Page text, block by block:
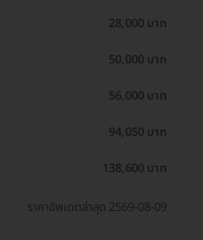
28,000 บาท
50,000 บาท
56,000 บาท
94,050 บาท
138,600 บาท
ราคาอัพเดตล่าสุด 2569-08-09